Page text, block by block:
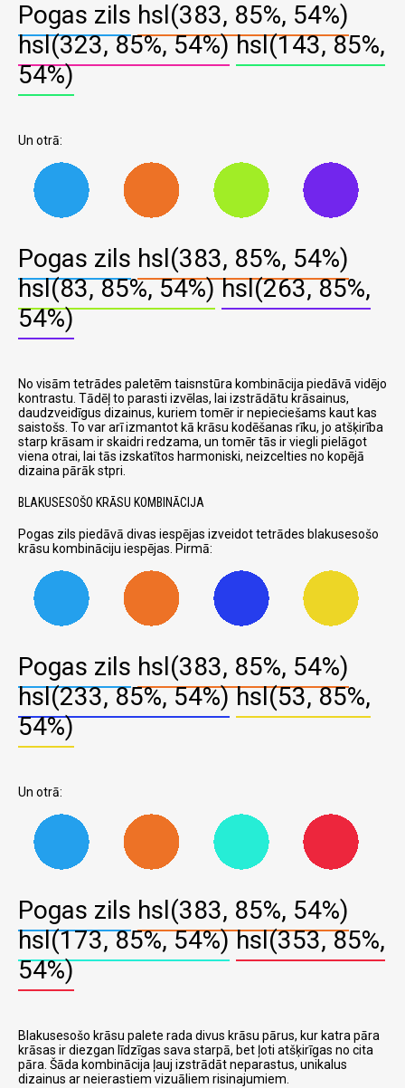
Pogas zils hsl(383, 85%, 54%)
hsl(323, 85%, 54%) hsl(143, 85%,
54%)
Un otrā:
Pogas zils hsl(383, 85%, 54%)
hsl(83, 85%, 54%) hsl(263, 85%,
54%)
No visām tetrādes paletēm taisnstūra kombinācija piedāvā vidējo
kontrastu. Tādēļ to parasti izvēlas, lai izstrādātu krāsainus,
daudzveidīgus dizainus, kuriem tomēr ir nepieciešams kaut kas
saistošs. To var arī izmantot kā krāsu kodēšanas rīku, jo atšķirība
starp krāsam ir skaidri redzama, un tomēr tās ir viegli pielāgot
viena otrai, lai tās izskatītos harmoniski, neizcelties no kopējā
dizaina pārāk stpri.
BLAKUSESOŠO KRĀSU KOMBINĀCIJA
Pogas zils piedāvā divas iespējas izveidot tetrādes blakusesošo
krāsu kombināciju iespējas. Pirmā:
Pogas zils hsl(383, 85%, 54%)
hsl(233, 85%, 54%) hsl(53, 85%,
54%)
Un otrā:
Pogas zils hsl(383, 85%, 54%)
hsl(173, 85%, 54%) hsl(353, 85%,
54%)
Blakusesošo krāsu palete rada divus krāsu pārus, kur katra pāra
krāsas ir diezgan līdzīgas sava starpā, bet ļoti atšķirīgas no cita
pāra. Šāda kombinācija ļauj izstrādāt neparastus, unikalus
dizainus ar neierastiem vizuāliem risinajumiem.